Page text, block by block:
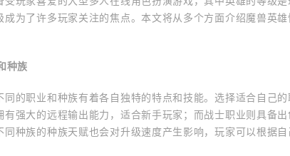
成为了许多玩家关注的焦点。本文将从多个方面介绍魔兽英
种族
同的职业和种族有着各自独特的特点和技能。选择适合自己
有强大的远程输出能力，适合新手玩家；而战士职业则具备
同种族的种族天赋也会对升级速度产生影响，玩家可以根据自